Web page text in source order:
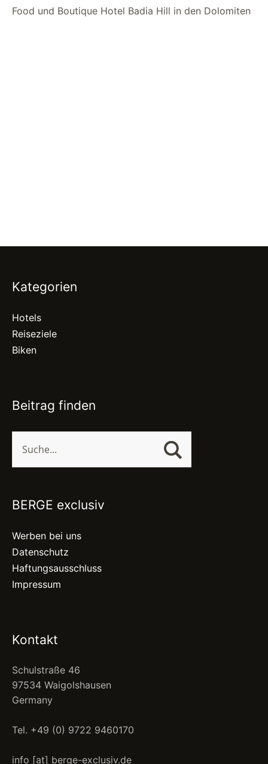
Food und Boutique Hotel Badia Hill in den Dolomiten
Kategorien
Hotels
Reiseziele
Biken
Beitrag finden
BERGE exclusiv
Werben bei uns
Datenschutz
Haftungsausschluss
Impressum
Kontakt
Schulstraße 46
97534 Waigolshausen
Germany
Tel. +49 (0) 9722 9460170
info [at] berge-exclusiv.de